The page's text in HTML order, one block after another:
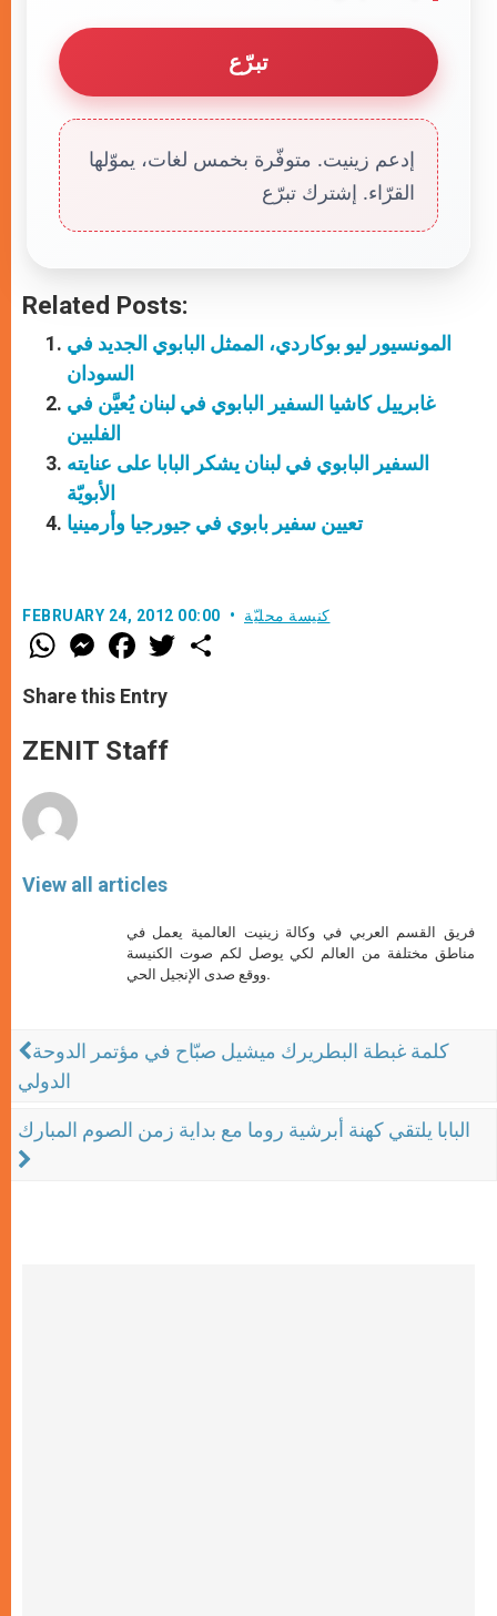
تبرّع
إدعم زينيت. متوفّرة بخمس لغات، يموّلها
القرّاء. إشترك تبرّع
Related Posts:
المونسيور ليو بوكاردي، الممثل البابوي الجديد في
السودان
غابرييل كاشيا السفير البابوي في لبنان يُعيَّن في
الفلبين
السفير البابوي في لبنان يشكر البابا على عنايته
الأبويّة
تعيين سفير بابوي في جيورجيا وأرمينيا
FEBRUARY 24, 2012 00:00 كنيسة محليّة
W
h
t
s
p
p
M
e
s
e
g
e
F
a
e
b
o
k
w
Share this Entry
ZENIT Staff
View all articles
فريق القسم العربي في وكالة زينيت العالمية يعمل في
مناطق مختلفة من العالم لكي يوصل لكم صوت الكنيسة
ووقع صدى الإنجيل الحي.
كلمة غبطة البطريرك ميشيل صبّاح في مؤتمر الدوحة
الدولي
البابا يلتقي كهنة أبرشية روما مع بداية زمن الصوم المبارك